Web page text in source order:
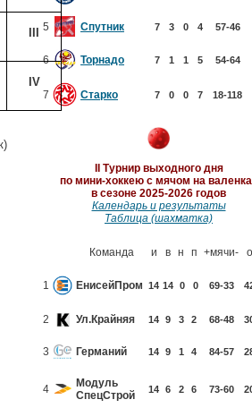
IV
5 Спутник 7 3 0 4 57-46
6 Торнадо 7 1 1 5 54-64
7 Старко 7 0 0 7 18-118
II Турнир выходного дня
по мини-хоккею с мячом на
в сезоне 2025-2026 годов
Календарь и результаты
Таблица (шахматка)
Команда и в н п +мячи- о
1 ЕнисейПром 14 14 0 0 69-33
2 Ул.Крайняя 14 9 3 2 68-48
3 Германий 14 9 1 4 84-57
4
Модуль
СпецСтрой 14 6 2 6 73-60